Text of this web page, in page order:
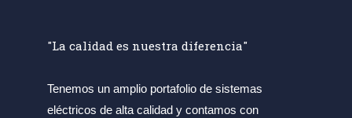
"La calidad es nuestra diferencia"
Tenemos un amplio portafolio de sistemas
eléctricos de alta calidad y contamos con